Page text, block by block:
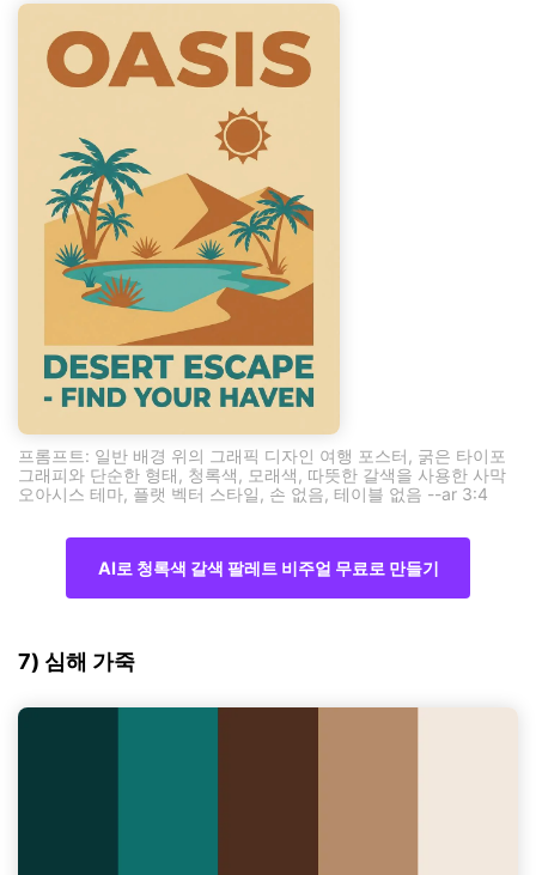
프롬프트: 일반 배경 위의 그래픽 디자인 여행 포스터, 굵은 타이포
그래피와 단순한 형태, 청록색, 모래색, 따뜻한 갈색을 사용한 사막
오아시스 테마, 플랫 벡터 스타일, 손 없음, 테이블 없음 --ar 3:4
AI로 청록색 갈색 팔레트 비주얼 무료로 만들기
7) 심해 가죽